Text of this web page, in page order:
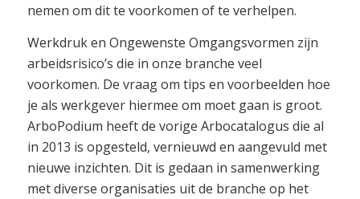
nemen om dit te voorkomen of te verhelpen.
Werkdruk en Ongewenste Omgangsvormen zijn
arbeidsrisico’s die in onze branche veel
voorkomen. De vraag om tips en voorbeelden hoe
je als werkgever hiermee om moet gaan is groot.
ArboPodium heeft de vorige Arbocatalogus die al
in 2013 is opgesteld, vernieuwd en aangevuld met
nieuwe inzichten. Dit is gedaan in samenwerking
met diverse organisaties uit de branche op het